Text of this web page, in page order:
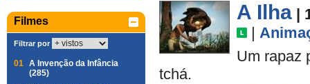
Filmes
Filtrar por
01 A Invenção da Infância
(285)
A Ilha |
|
Um rapaz
tchá.